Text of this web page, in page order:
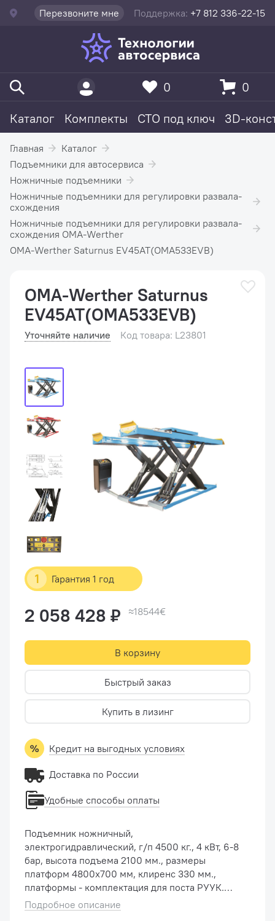
Перезвоните мне Поддержка: +7 812 336-22-15
Каталог Комплекты СТО под ключ 3D-
0 0
Главная
Каталог
Подъемники для автосервиса
Ножничные подъемники
Ножничные подъемники для регулировки развала-
схождения
Ножничные подъемники для регулировки развала-
схождения OMA-Werther
OMA-Werther Saturnus EV45AT(OMA533EVB)
1 Гарантия 1 год
OMA-Werther Saturnus
EV45AT(OMA533EVB)
Уточняйте наличие Код товара: L23801
Подъемник ножничный,
электрогидравлический, г/п 4500 кг., 4 кВт, 6-8
бар, высота подъема 2100 мм., размеры
платформ 4800х700 мм, клиренс 330 мм.,
платформы - комплектация для поста РУУК.
Тип: заглубляемый/напольный Описание
Подъемник ножничн�...
Подробное описание
2 058 428 ₽ ≈18544€
В корзину
Быстрый заказ
Купить в лизинг
Кредит на выгодных условиях
Доставка по России
Удобные способы оплаты